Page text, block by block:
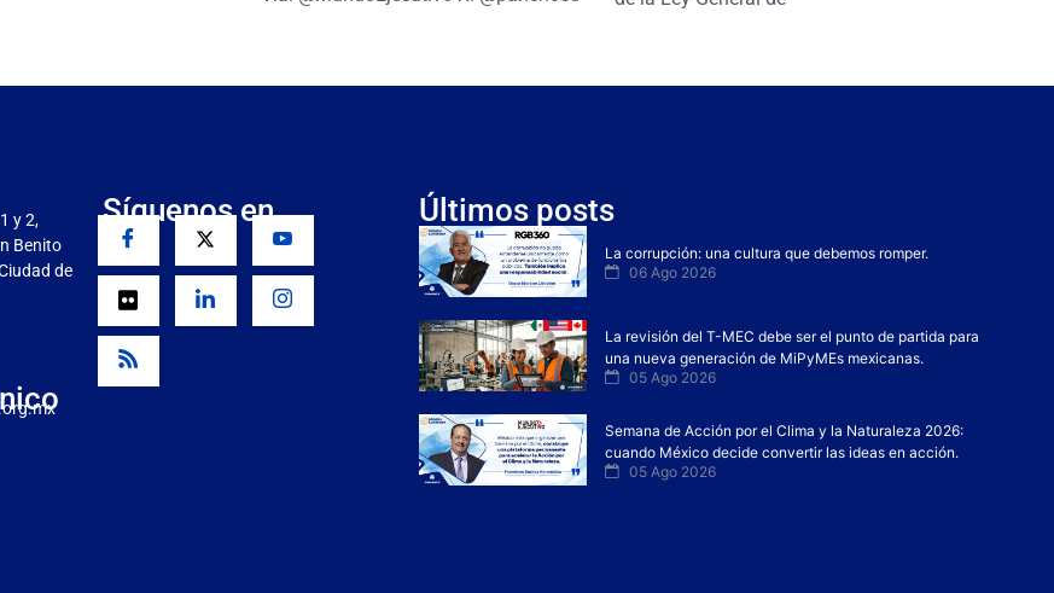
y 2,
Benito
de
Síguenos en Últimos posts
La corrupción: una cultura que debemos romper.
06 Ago 2026
La revisión del T-MEC debe ser el punto de partida para
una nueva generación de MiPyMEs mexicanas.
05 Ago 2026
Semana de Acción por el Clima y la Naturaleza 2026:
cuando México decide convertir las ideas en acción.
05 Ago 2026